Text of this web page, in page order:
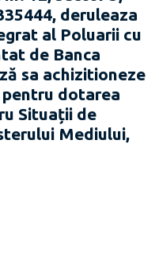
deruleaza
al Poluarii cu
de Banca
sa achizitioneze
pentru dotarea
Situații de
Mediului,